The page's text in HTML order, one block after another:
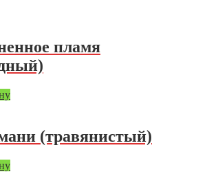
пламя
(травянистый)